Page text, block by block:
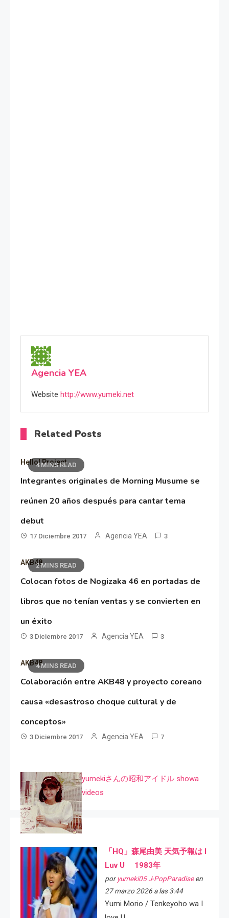
Agencia YEA
Website http://www.yumeki.net
Related Posts
4 MINS READ
Hello! Project
Integrantes originales de Morning Musume se
reúnen 20 años después para cantar tema
debut
17 Diciembre 2017 Agencia YEA 3
2 MINS READ
AKB48
Colocan fotos de Nogizaka 46 en portadas de
libros que no tenían ventas y se convierten en
un éxito
3 Diciembre 2017 Agencia YEA 3
4 MINS READ
AKB48
Colaboración entre AKB48 y proyecto coreano
causa «desastroso choque cultural y de
conceptos»
3 Diciembre 2017 Agencia YEA 7
yumekiさんの昭和アイドル showa
videos
「HQ」森尾由美 天気予報は I
Luv U 1983年
por yumeki05 J-PopParadiseen
27 marzo 2026 a las 3:44
Yumi Morio / Tenkeyoho wa I